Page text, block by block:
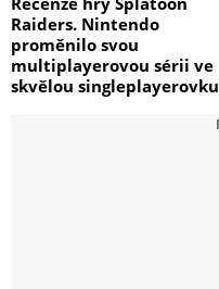
Raiders. Nintendo
proměnilo svou
multiplayerovou sérii ve
skvělou singleplayerovku